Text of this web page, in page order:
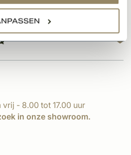
- 8.00 tot 17.00 uur
in onze showroom.